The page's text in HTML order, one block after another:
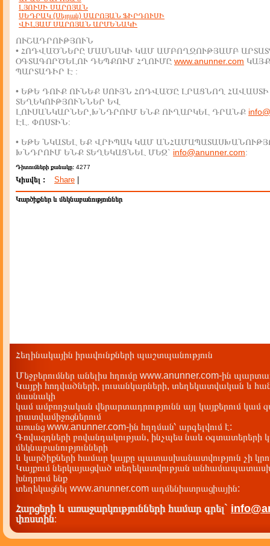
ԼՅՈՒՍԻ ՍԱՐՈՅԱՆ
ՍԵԴՐԱԿ (Սեյրան) ՍԱՐՈՅԱՆ ՖԻՐԴՈՒՍԻ
ՎԻԼՅԱՄ ՍԱՐՈՅԱՆ ԱՐՄԵՆԱԿԻ
ՈՒՇԱԴՐՈՒԹՅՈՒՆ
• ՀՈԴՎԱԾՆԵՐԸ ՄԱՍՆԱԿԻ ԿԱՄ ԱՄԲՈՂՋՈՒԹՅԱՄԲ
ՕԳՏԱԳՈՐԾԵԼՈՒ ԴԵՊՔՈՒՄ ՀՂՈՒՄԸ www.anunner.com
ՊԱՐՏԱԴԻՐ Է :
• ԵԹԵ ԴՈՒՔ ՈՒՆԵՔ ՍՈՒՅՆ ՀՈԴՎԱԾԸ ԼՐԱՑՆՈՂ ՀԱՎԱՍՏԻ
ՏԵՂԵԿՈՒԹՅՈՒՆՆԵՐ ԵՎ
ԼՈՒՍԱՆԿԱՐՆԵՐ,ԽՆԴՐՈՒՄ ԵՆՔ ՈՒՂԱՐԿԵԼ ԴՐԱՆՔ
ԷԼ. ՓՈՍՏԻՆ:
• ԵԹԵ ՆԿԱՏԵԼ ԵՔ ՎՐԻՊԱԿ ԿԱՄ
ԽՆԴՐՈՒՄ ԵՆՔ ՏԵՂԵԿԱՑՆԵԼ ՄԵԶ` info@anunner.com:
Դիտումների քանակը: 4277
Կիսվել : Share
Կարծիքներ և մեկնաբանություններ
Հեղինակային իրավունքների պաշտպանություն
Մեջբերումներ անելիս հղումը www.anunner.com-ին
Կայքի հոդվածների, լուսանկարների, տեղեկատվական և
մասնակի
կամ ամբողջական վերարտադրությունն այլ կայքերում կամ
լրատվամիջոցներում
առանց www.anunner.com-ին հղղման՝ արգելվում է:
Գովազդների բովանդակության, ինչպես նաև օգտատերերի
մեկնաբանությունների
և կարծիքների համար կայքը պատասխանատվություն չի
Կայքում ներկայացված տեղեկատվության
խնդրում ենք
տեղեկացնել www.anunner.com ադմենիստրացիային:
Հարցերի և առաջարկությունների համար գրել`
փոստին: